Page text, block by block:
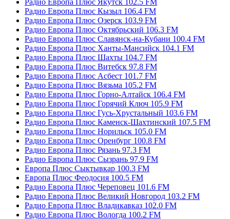
Радио Европа Плюс Якутск 102.5 FM
Радио Европа Плюс Кызыл 106.4 FM
Радио Европа Плюс Озерск 103.9 FM
Радио Европа Плюс Октябрьский 106.3 FM
Радио Европа Плюс Славянск-на-Кубани 100.4 FM
Радио Европа Плюс Ханты-Мансийск 104.1 FM
Радио Европа Плюс Шахты 104.7 FM
Радио Европа Плюс Витебск 97.8 FM
Радио Европа Плюс Асбест 101.7 FM
Радио Европа Плюс Вязьма 105.2 FM
Радио Европа Плюс Горно-Алтайск 106.4 FM
Радио Европа Плюс Горячий Ключ 105.9 FM
Радио Европа Плюс Гусь-Хрустальный 103.6 FM
Радио Европа Плюс Каменск-Шахтинский 107.5 FM
Радио Европа Плюс Норильск 105.0 FM
Радио Европа Плюс Оренбург 100.8 FM
Радио Европа Плюс Рязань 97.3 FM
Радио Европа Плюс Сызрань 97.9 FM
Европа Плюс Сыктывкар 100.3 FM
Европа Плюс Феодосия 100.5 FM
Радио Европа Плюс Череповец 101.6 FM
Радио Европа Плюс Великий Новгород 103.2 FM
Радио Европа Плюс Владикавказ 102.0 FM
Радио Европа Плюс Вологда 100.2 FM